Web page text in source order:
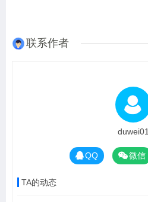
联系作者
duwei01
QQ 微信
TA的动态